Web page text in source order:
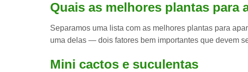
Quais as melhores plantas para
Separamos uma lista com as melhores plantas para
uma delas — dois fatores bem importantes que devem
Mini cactos e suculentas